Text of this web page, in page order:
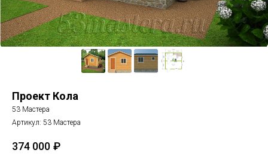
Проект Кола
53 Мастера
Артикул: 53 Мастера
374 000 ₽